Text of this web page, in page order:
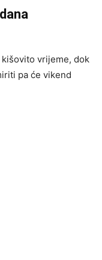
vrijeme, dok
pa će vikend